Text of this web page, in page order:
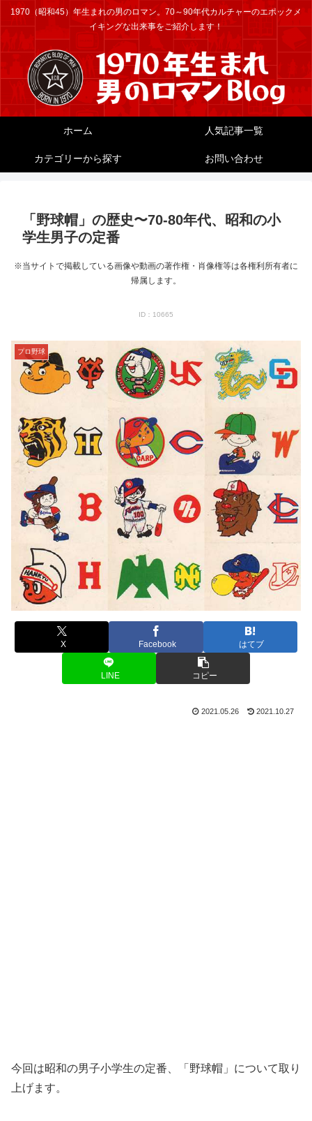
1970（昭和45）年生まれの男のロマン。70～90年代カルチャーのエポックメ
イキングな出来事をご紹介します！
ホーム 人気記事一覧
カテゴリーから探す お問い合わせ
「野球帽」の歴史〜70-80年代、昭和の小
学生男子の定番
※当サイトで掲載している画像や動画の著作権・肖像権等は各権利所有者に
帰属します。
ID：10665
プロ野球
X Facebook はてブ
LINE コピー
2021.05.26 2021.10.27
今回は昭和の男子小学生の定番、「野球帽」 について取り
上げます。